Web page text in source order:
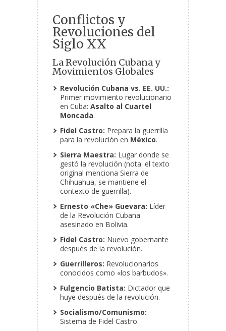
Conflictos y
Revoluciones del
Siglo XX
La Revolución Cubana y
Movimientos Globales
Revolución Cubana vs. EE. UU.:
Primer movimiento revolucionario
en Cuba: Asalto al Cuartel
Moncada.
Fidel Castro: Prepara la guerrilla
para la revolución en México.
Sierra Maestra: Lugar donde se
gestó la revolución (nota: el texto
original menciona Sierra de
Chihuahua, se mantiene el
contexto de guerrilla).
Ernesto «Che» Guevara: Líder
de la Revolución Cubana
asesinado en Bolivia.
Fidel Castro: Nuevo gobernante
después de la revolución.
Guerrilleros: Revolucionarios
conocidos como «los barbudos».
Fulgencio Batista: Dictador que
huye después de la revolución.
Socialismo/Comunismo:
Sistema de Fidel Castro.